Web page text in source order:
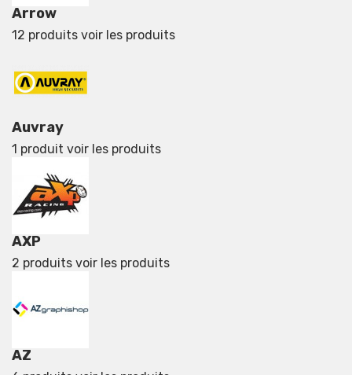
Arrow
12 produits voir les produits
Auvray
1 produit voir les produits
AXP
2 produits voir les produits
AZ